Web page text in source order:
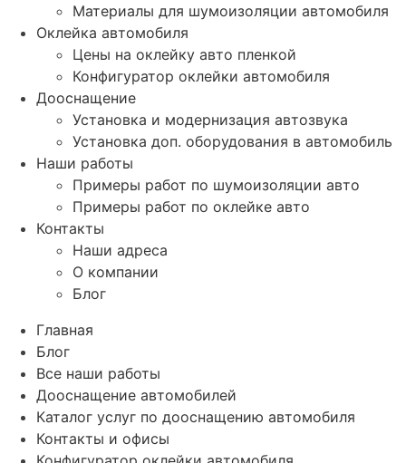
Материалы для шумоизоляции автомобиля
Оклейка автомобиля
Цены на оклейку авто пленкой
Конфигуратор оклейки автомобиля
Дооснащение
Установка и модернизация автозвука
Установка доп. оборудования в автомобиль
Наши работы
Примеры работ по шумоизоляции авто
Примеры работ по оклейке авто
Контакты
Наши адреса
О компании
Блог
Главная
Блог
Все наши работы
Дооснащение автомобилей
Каталог услуг по дооснащению автомобиля
Контакты и офисы